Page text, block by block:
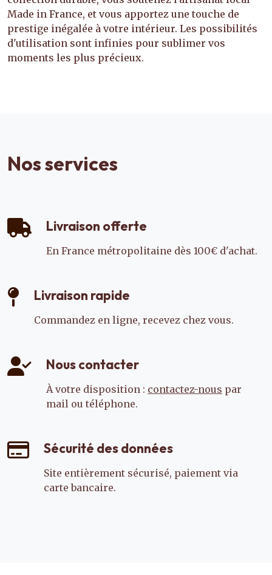
Made in France, et vous apportez une touche de
prestige inégalée à votre intérieur. Les possibilités
d'utilisation sont infinies pour sublimer vos
moments les plus précieux.
Nos services
Livraison offerte
En France métropolitaine dès 100€ d'achat.
Livraison rapide
Commandez en ligne, recevez chez vous.
Nous contacter
À votre disposition : contactez-nous par
mail ou téléphone.
Sécurité des données
Site entièrement sécurisé, paiement via
carte bancaire.